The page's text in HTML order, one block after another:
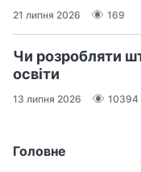
Головне
21 липня 2026 169
Чи розробляти
освіти
13 липня 2026 10394